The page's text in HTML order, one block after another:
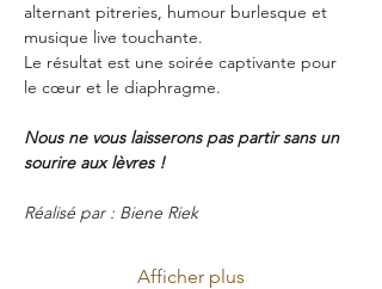
alternant pitreries, humour burlesque et
musique live touchante.
Le résultat est une soirée captivante pour
le cœur et le diaphragme.
Nous ne vous laisserons pas partir sans un
sourire aux lèvres !
Réalisé par : Biene Riek
Afficher plus